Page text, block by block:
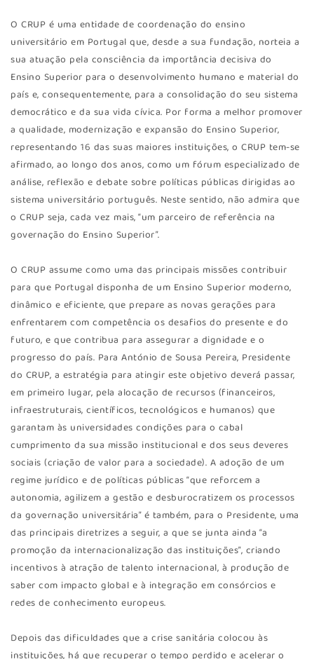
O CRUP é uma entidade de coordenação do ensino
universitário em Portugal que, desde a sua fundação, norteia a
sua atuação pela consciência da importância decisiva do
Ensino Superior para o desenvolvimento humano e material do
país e, consequentemente, para a consolidação do seu sistema
democrático e da sua vida cívica. Por forma a melhor promover
a qualidade, modernização e expansão do Ensino Superior,
representando 16 das suas maiores instituições, o CRUP tem-se
afirmado, ao longo dos anos, como um fórum especializado de
análise, reflexão e debate sobre políticas públicas dirigidas ao
sistema universitário português. Neste sentido, não admira que
o CRUP seja, cada vez mais, “um parceiro de referência na
governação do Ensino Superior”.
O CRUP assume como uma das principais missões contribuir
para que Portugal disponha de um Ensino Superior moderno,
dinâmico e eficiente, que prepare as novas gerações para
enfrentarem com competência os desafios do presente e do
futuro, e que contribua para assegurar a dignidade e o
progresso do país. Para António de Sousa Pereira, Presidente
do CRUP, a estratégia para atingir este objetivo deverá passar,
em primeiro lugar, pela alocação de recursos (financeiros,
infraestruturais, científicos, tecnológicos e humanos) que
garantam às universidades condições para o cabal
cumprimento da sua missão institucional e dos seus deveres
sociais (criação de valor para a sociedade). A adoção de um
regime jurídico e de políticas públicas “que reforcem a
autonomia, agilizem a gestão e desburocratizem os processos
da governação universitária” é também, para o Presidente, uma
das principais diretrizes a seguir, a que se junta ainda “a
promoção da internacionalização das instituições”, criando
incentivos à atração de talento internacional, à produção de
saber com impacto global e à integração em consórcios e
redes de conhecimento europeus.
Depois das dificuldades que a crise sanitária colocou às